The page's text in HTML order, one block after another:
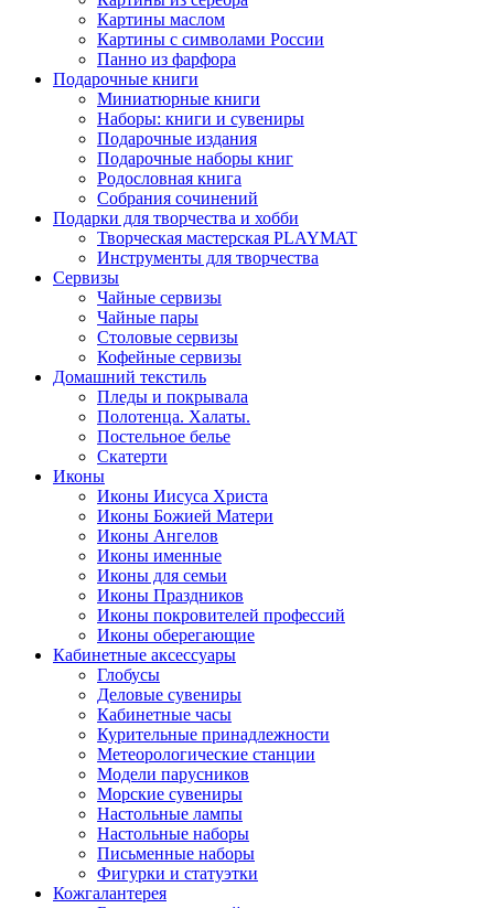
Картины маслом
Картины с символами России
Панно из фарфора
Подарочные книги
Миниатюрные книги
Наборы: книги и сувениры
Подарочные издания
Подарочные наборы книг
Родословная книга
Собрания сочинений
Подарки для творчества и хобби
Творческая мастерская PLAYMAT
Инструменты для творчества
Cервизы
Чайные сервизы
Чайные пары
Столовые сервизы
Кофейные сервизы
Домашний текстиль
Пледы и покрывала
Полотенца. Халаты.
Постельное белье
Скатерти
Иконы
Иконы Иисуса Христа
Иконы Божией Матери
Иконы Ангелов
Иконы именные
Иконы для семьи
Иконы Праздников
Иконы покровителей профессий
Иконы оберегающие
Кабинетные аксессуары
Глобусы
Деловые сувениры
Кабинетные часы
Курительные принадлежности
Метеорологические станции
Модели парусников
Морские сувениры
Настольные лампы
Настольные наборы
Письменные наборы
Фигурки и статуэтки
Кожгалантерея